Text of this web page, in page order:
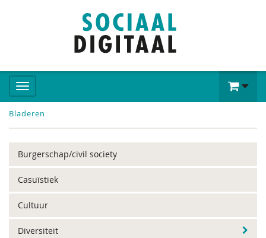
Bladeren
Burgerschap/civil society
Casuïstiek
Cultuur
Diversiteit